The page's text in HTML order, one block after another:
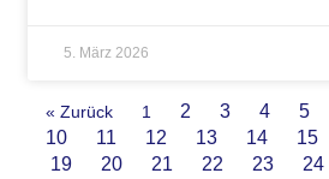
5. März 2026
« Zurück 1 2 3 4 5
10
11 12 13 14 15
19
20 21 22 23 24